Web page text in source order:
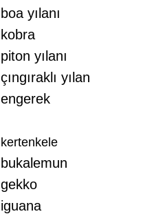
boa yılanı
kobra
piton yılanı
çıngıraklı yılan
engerek
kertenkele
bukalemun
gekko
iguana